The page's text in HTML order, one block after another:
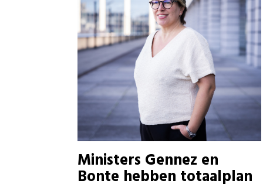
Ministers Gennez en
Bonte hebben totaalplan